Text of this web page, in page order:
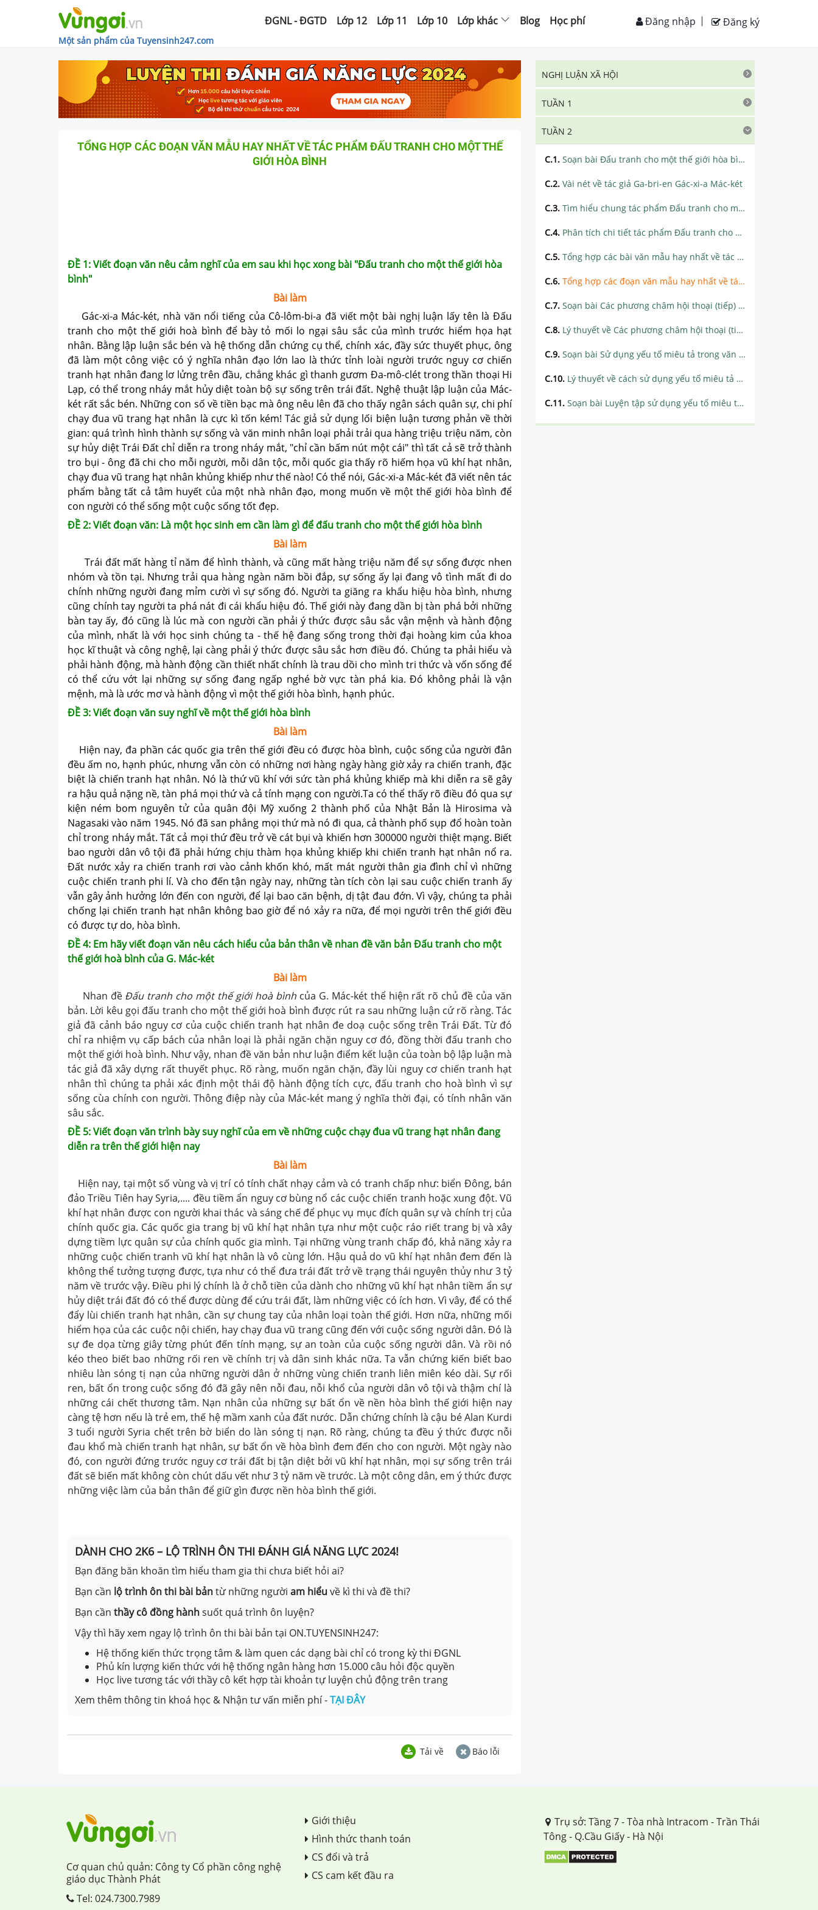
Một sản phẩm của Tuyensinh247.com
ĐGNL - ĐGTD Lớp 12 Lớp 11 Lớp 10 Lớp khác Blog Học phí Đăng ký
Đăng nhập
TỔNG HỢP CÁC ĐOẠN VĂN MẪU HAY NHẤT VỀ TÁC PHẨM ĐẤU TRANH CHO MỘT THẾ
GIỚI HÒA BÌNH
ĐỀ 1: Viết đoạn văn nêu cảm nghĩ của em sau khi học xong bài "Đấu tranh cho một thế giới hòa
bình"
Bài làm
Gác-xi-a Mác-két, nhà văn nổi tiếng của Cô-lôm-bi-a đã viết một bài nghị luận lấy tên là Đấu
tranh cho một thế giới hoà bình để bày tỏ mối lo ngại sâu sắc của mình trước hiểm họa hạt
nhân. Bằng lập luận sắc bén và hệ thống dẫn chứng cụ thể, chính xác, đầy sức thuyết phục, ông
đã làm một công việc có ý nghĩa nhân đạo lớn lao là thức tỉnh loài người trước nguy cơ chiến
tranh hạt nhân đang lơ lửng trên đầu, chẳng khác gì thanh gươm Đa-mô-clét trong thần thoại Hi
Lạp, có thể trong nháy mắt hủy diệt toàn bộ sự sống trên trái đất. Nghệ thuật lập luận của Mác-
két rất sắc bén. Những con số về tiền bạc mà ông nêu lên đã cho thấy ngân sách quân sự, chi phí
chạy đua vũ trang hạt nhân là cực kì tốn kém! Tác giả sử dụng lối biện luận tương phản về thời
gian: quá trình hình thành sự sống và văn minh nhân loại phải trải qua hàng triệu triệu năm, còn
sự hủy diệt Trái Đất chỉ diễn ra trong nháy mắt, "chỉ cần bấm nút một cái" thì tất cả sẽ trở thành
tro bụi - ông đã chi cho mỗi người, mỗi dân tộc, mỗi quốc gia thấy rõ hiếm họa vũ khí hạt nhân,
chạy đua vũ trang hạt nhân khủng khiếp như thế nào! Có thể nói, Gác-xi-a Mác-két đã viết nên tác
phẩm bằng tất cả tâm huyết của một nhà nhân đạo, mong muốn về một thế giới hòa bình để
con người có thể sống một cuộc sống tốt đẹp.
ĐỀ 2: Viết đoạn văn: Là một học sinh em cần làm gì để đấu tranh cho một thế giới hòa bình
Bài làm
Trái đất mất hàng tỉ năm để hình thành, và cũng mất hàng triệu năm để sự sống được nhen
nhóm và tồn tại. Nhưng trải qua hàng ngàn năm bồi đắp, sự sống ấy lại đang vô tình mất đi do
chính những người đang mỉm cười vì sự sống đó. Người ta giăng ra khẩu hiệu hòa bình, nhưng
cũng chính tay người ta phá nát đi cái khẩu hiệu đó. Thế giới này đang dần bị tàn phá bởi những
bàn tay ấy, đó cũng là lúc mà con người cần phải ý thức được sâu sắc vận mệnh và hành động
của mình, nhất là với học sinh chúng ta - thế hệ đang sống trong thời đại hoàng kim của khoa
học kĩ thuật và công nghệ, lại càng phải ý thức được sâu sắc hơn điều đó. Chúng ta phải hiểu và
phải hành động, mà hành động cần thiết nhất chính là trau dồi cho mình tri thức và vốn sống để
có thể cứu vớt lại những sự sống đang ngấp nghé bờ vực tàn phá kia. Đó không phải là vận
mệnh, mà là ước mơ và hành động vì một thế giới hòa bình, hạnh phúc.
ĐỀ 3: Viết đoạn văn suy nghĩ về một thế giới hòa bình
Bài làm
Hiện nay, đa phần các quốc gia trên thế giới đều có được hòa bình, cuộc sống của người đân
đều ấm no, hạnh phúc, nhưng vẫn còn có những nơi hàng ngày hàng giờ xảy ra chiến tranh, đặc
biệt là chiến tranh hạt nhân. Nó là thứ vũ khí với sức tàn phá khủng khiếp mà khi diễn ra sẽ gây
ra hậu quả nặng nề, tàn phá mọi thứ và cả tính mạng con người.Ta có thể thấy rõ điều đó qua sự
kiện ném bom nguyên tử của quân đội Mỹ xuống 2 thành phố của Nhật Bản là Hirosima và
Nagasaki vào năm 1945. Nó đã san phẳng mọi thứ mà nó đi qua, cả thành phố sụp đổ hoàn toàn
chỉ trong nháy mắt. Tất cả mọi thứ đều trở về cát bụi và khiến hơn 300000 người thiệt mạng. Biết
bao người dân vô tội đã phải hứng chịu thàm họa khủng khiếp khi chiến tranh hạt nhân nổ ra.
Đất nước xảy ra chiến tranh rơi vào cảnh khốn khó, mất mát người thân gia đình chỉ vì những
cuộc chiến tranh phi lí. Và cho đến tận ngày nay, những tàn tích còn lại sau cuộc chiến tranh ấy
vẫn gây ảnh hưởng lớn đến con người, để lại bao căn bệnh, dị tật đau đớn. Vì vậy, chúng ta phải
chống lại chiến tranh hạt nhân không bao giờ để nó xảy ra nữa, để mọi người trên thế giới đều
có được tự do, hòa bình.
ĐỀ 4: Em hãy viết đoạn văn nêu cách hiểu của bản thân về nhan đề văn bản Đấu tranh cho một
thế giới hoà bình của G. Mác-két
Bài làm
Nhan đề Đấu tranh cho một thế giới hoà bình của G. Mác-két thể hiện rất rõ chủ đề của văn
bản. Lời kêu gọi đấu tranh cho một thế giới hoà bình được rút ra sau những luận cứ rõ ràng. Tác
giả đã cảnh báo nguy cơ của cuộc chiến tranh hạt nhân đe doạ cuộc sống trênTrái Đất. Từ đó
chỉ ra nhiệm vụ cấp bách của nhân loại là phải ngăn chặn nguy cơ đó, đồng thời đấu tranh cho
một thế giới hoà bình. Như vậy, nhan đề văn bản như luận điểm kết luận của toàn bộ lập luận mà
tác giả đã xây dựng rất thuyết phục. Rõ ràng, muốn ngăn chặn, đầy lùi nguy cơ chiến tranh hạt
nhân thì chúngta phải xác định một thái độ hành động tích cực, đấu tranh cho hoà bình vì sự
sống cùa chính con người. Thông điệp này của Mác-két mang ý nghĩa thời đại, có tính nhân văn
sâu sắc.
ĐỀ 5:Viết đoạn văn trình bày suy nghĩ của em về những cuộc chạy đua vũ trang hạt nhân đang
diễn ra trên thế giới hiện nay
Bài làm
Hiện nay, tại một số vùng và vị trí có tính chất nhạy cảm và có tranh chấp như: biển Đông, bán
đảo Triều Tiên hay Syria,.... đều tiềm ẩn nguy cơ bùng nổ các cuộc chiến tranh hoặc xung đột. Vũ
khí hạt nhân được con người khai thác và sáng chế để phục vụ mục đích quân sự và chính trị của
chính quốc gia. Các quốc gia trang bị vũ khí hạt nhân tựa như một cuộc ráo riết trang bị và xây
dựng tiềm lực quân sự của chính quốc gia mình. Tại những vùng tranh chấp đó, khả năng xảy ra
những cuộc chiến tranh vũ khí hạt nhân là vô cùng lớn. Hậu quả do vũ khí hạt nhân đem đến là
không thể tưởng tượng được, tựa như có thể đưa trái đất trở về trạng thái nguyên thủy như 3 tỷ
năm về trước vậy. Điều phi lý chính là ở chỗ tiền của dành cho những vũ khí hạt nhân tiềm ẩn sự
hủy diệt trái đất đó có thể được dùng để cứu trái đất, làm những việc có ích hơn. Vì vây, để có thể
đẩy lùi chiến tranh hạt nhân, cần sự chung tay của nhân loại toàn thế giới. Hơn nữa, những mối
hiểm họa của các cuộc nội chiến, hay chạy đua vũ trang cũng đến với cuộc sống người dân. Đó là
sự đe dọa từng giây từng phút đến tính mạng, sự an toàn của cuộc sống người dân. Và rồi nó
kéo theo biết bao những rối ren về chính trị và dân sinh khác nữa. Ta vẫn chứng kiến biết bao
nhiêu làn sóng tị nạn của những người dân ở những vùng chiến tranh liên miên kéo dài. Sự rối
ren, bất ổn trong cuộc sống đó đã gây nên nỗi đau, nỗi khổ của người dân vô tội và thậm chí là
những cái chết thương tâm. Nạn nhân của những sự bất ổn về nền hòa bình thế giới hiện nay
càng tệ hơn nếu là trẻ em, thế hệ mầm xanh của đất nước. Dẫn chứng chính là cậu bé Alan Kurdi
3 tuổi người Syria chết trên bờ biển do làn sóng tị nạn. Rõ ràng, chúng ta đều ý thức được nỗi
đau khổ mà chiến tranh hạt nhân, sự bất ổn về hòa bình đem đến cho con người. Một ngày nào
đó, con người đứng trước nguy cơ trái đất bị tận diệt bởi vũ khí hạt nhân, mọi sự sống trên trái
đất sẽ biến mất không còn chút dấu vết như 3 tỷ năm về trước. Là một công dân, em ý thức được
những việc làm của bản thân để giữ gìn được nền hòa bình thế giới.
DÀNH CHO 2K6 – LỘ TRÌNH ÔN THI ĐÁNH GIÁ NĂNG LỰC 2024!
Bạn đăng băn khoăn tìm hiểu tham gia thi chưa biết hỏi ai?
Bạn cần lộ trình ôn thi bài bảntừ những người am hiểuvề kì thi và đề thi?
Bạn cần thầy cô đồng hànhsuốt quá trình ôn luyện?
Vậy thì hãy xem ngay lộ trình ôn thi bài bản tại ON.TUYENSINH247:
Hệ thống kiến thức trọng tâm & làm quen các dạng bài chỉ có trong kỳ thi ĐGNL
Phủ kín lượng kiến thức với hệ thống ngân hàng hơn 15.000 câu hỏi độc quyền
Học live tương tác với thầy cô kết hợp tài khoản tự luyện chủ động trên trang
Xem thêm thông tin khoá học & Nhận tư vấn miễn phí -TẠI ĐÂY
Tải về Báo lỗi
NGHỊ LUẬN XÃ HỘI
TUẦN 1
TUẦN 2
C.1. Soạn bài Đấu tranh cho một thế giới hòa bình siêu ngắn
C.2. Vài nét về tác giả Ga-bri-en Gác-xi-a Mác-két
C.3. Tìm hiểu chung tác phẩm Đấu tranh cho một thế giới hòa bình
C.4. Phân tích chi tiết tác phẩm Đấu tranh cho một thế giới hòa bình
C.5. Tổng hợp các bài văn mẫu hay nhất về tác phẩm Đấu tranh cho một thế giới hòa bình
C.6. Tổng hợp các đoạn văn mẫu hay nhất về tác phẩm Đấu tranh cho một thế giới hòa bình
C.7. Soạn bài Các phương châm hội thoại (tiếp) siêu ngắn
C.8. Lý thuyết về Các phương châm hội thoại (tiếp theo)
C.9. Soạn bài Sử dụng yếu tố miêu tả trong văn bản thuyết minh siêu ngắn
C.10. Lý thuyết về cách sử dụng yếu tố miêu tả trong văn bản thuyết minh
C.11. Soạn bài Luyện tập sử dụng yếu tố miêu tả trong văn bản thuyết minh siêu ngắn
Cơ quan chủ quản: Công ty Cổ phần công nghệ
giáo dục Thành Phát
Tel: 024.7300.7989
Giới thiệu
Hình thức thanh toán
CS đổi và trả
CS cam kết đầu ra
Trụ sở: Tầng 7 - Tòa nhà Intracom - Trần Thái
Tông - Q.Cầu Giấy - Hà Nội